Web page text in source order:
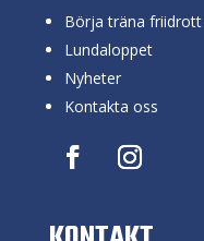
Börja träna friidrott
Lundaloppet
Nyheter
Kontakta oss